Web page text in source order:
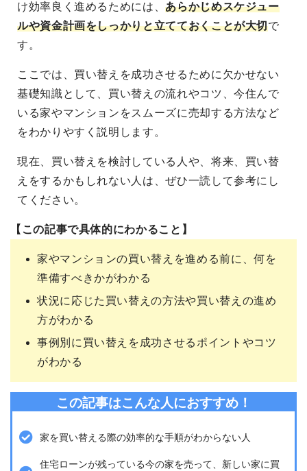
け効率良く進めるためには、あらかじめスケジュー
ルや資金計画をしっかりと立てておくことが大切で
す。
ここでは、買い替えを成功させるために欠かせない
基礎知識として、買い替えの流れやコツ、今住んで
いる家やマンションをスムーズに売却する方法など
をわかりやすく説明します。
現在、買い替えを検討している人や、将来、買い替
えをするかもしれない人は、ぜひ一読して参考にし
てください。
【この記事で具体的にわかること】
家やマンションの買い替えを進める前に、何を
準備すべきかがわかる
状況に応じた買い替えの方法や買い替えの進め
方がわかる
事例別に買い替えを成功させるポイントやコツ
がわかる
この記事はこんな人におすすめ！
家を買い替える際の効率的な手順がわからない人
住宅ローンが残っている今の家を売って、新しい家に買